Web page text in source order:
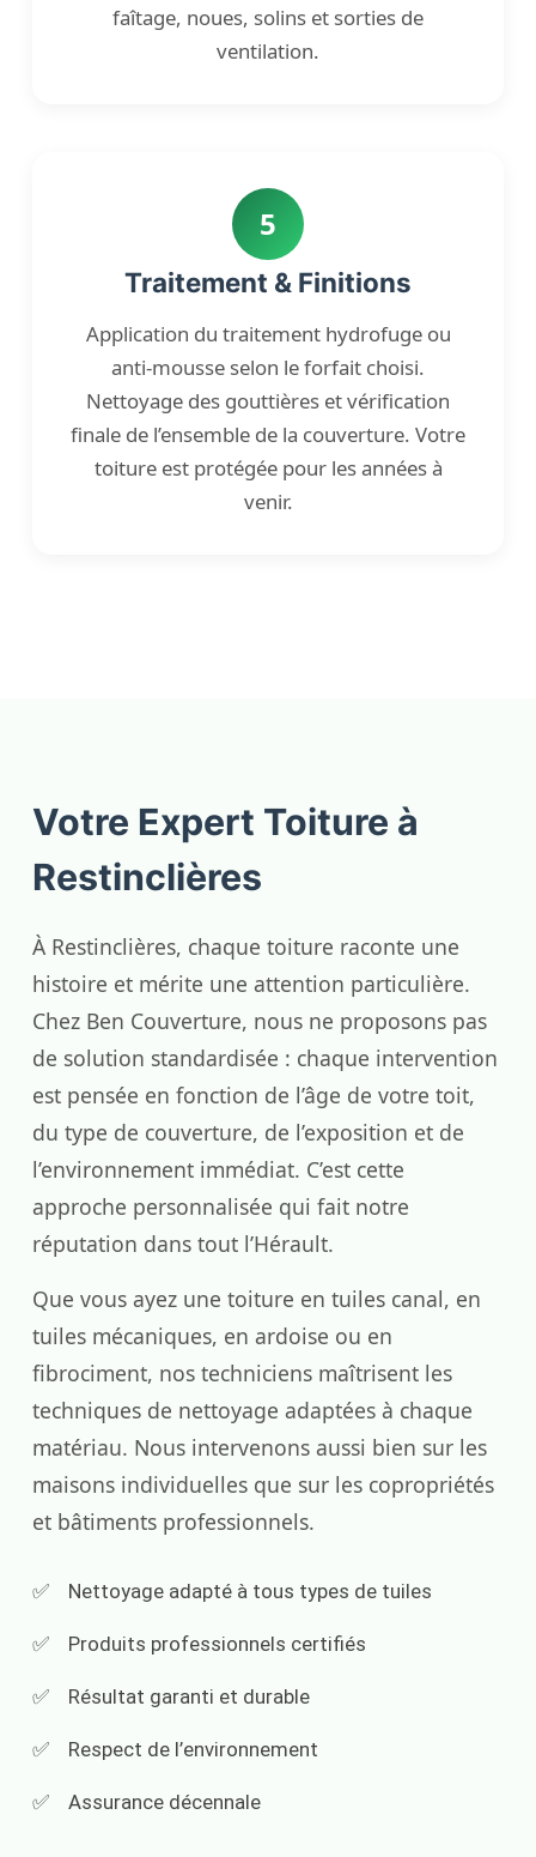
faîtage, noues, solins et sorties de
ventilation.
5
Traitement & Finitions
Application du traitement hydrofuge ou
anti-mousse selon le forfait choisi.
Nettoyage des gouttières et vérification
finale de l’ensemble de la couverture. Votre
toiture est protégée pour les années à
venir.
Votre Expert Toiture à
Restinclières
À Restinclières, chaque toiture raconte une
histoire et mérite une attention particulière.
Chez Ben Couverture, nous ne proposons pas
de solution standardisée : chaque intervention
est pensée en fonction de l’âge de votre toit,
du type de couverture, de l’exposition et de
l’environnement immédiat. C’est cette
approche personnalisée qui fait notre
réputation dans tout l’Hérault.
Que vous ayez une toiture en tuiles canal, en
tuiles mécaniques, en ardoise ou en
fibrociment, nos techniciens maîtrisent les
techniques de nettoyage adaptées à chaque
matériau. Nous intervenons aussi bien sur les
maisons individuelles que sur les copropriétés
et bâtiments professionnels.
Nettoyage adapté à tous types de tuiles
Produits professionnels certifiés
Résultat garanti et durable
Respect de l’environnement
Assurance décennale